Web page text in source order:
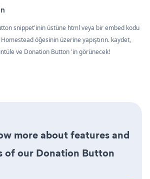
snippet'inin üstüne html veya bir embed kodu
öğesinin üzerine yapıştırın. kaydet,
ve Donation Button 'in görünecek!
more about features and
of our Donation Button